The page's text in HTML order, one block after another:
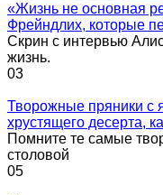
«Жизнь не основная
Фрейндлих, которые
Скрин с интервью
жизнь.
03
Творожные пряники с
хрустящего десерта,
Помните те самые
столовой
05